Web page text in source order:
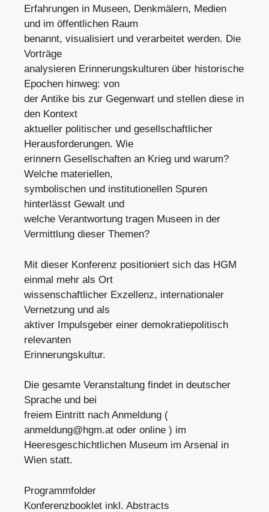
Erfahrungen in Museen, Denkmälern, Medien
und im öffentlichen Raum
benannt, visualisiert und verarbeitet werden. Die
Vorträge
analysieren Erinnerungskulturen über historische
Epochen hinweg: von
der Antike bis zur Gegenwart und stellen diese in
den Kontext
aktueller politischer und gesellschaftlicher
Herausforderungen. Wie
erinnern Gesellschaften an Krieg und warum?
Welche materiellen,
symbolischen und institutionellen Spuren
hinterlässt Gewalt und
welche Verantwortung tragen Museen in der
Vermittlung dieser Themen?
Mit dieser Konferenz positioniert sich das HGM
einmal mehr als Ort
wissenschaftlicher Exzellenz, internationaler
Vernetzung und als
aktiver Impulsgeber einer demokratiepolitisch
relevanten
Erinnerungskultur.
Die gesamte Veranstaltung findet in deutscher
Sprache und bei
freiem Eintritt nach Anmeldung (
anmeldung@hgm.at oder online ) im
Heeresgeschichtlichen Museum im Arsenal in
Wien statt.
Programmfolder
Konferenzbooklet inkl. Abstracts